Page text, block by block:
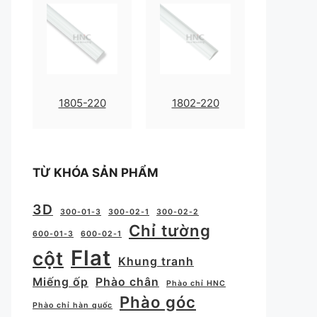
1805-220 1802-220
TỪ KHÓA SẢN PHẨM
3D 300-01-3 300-02-1 300-02-2
600-01-3 600-02-1 Chỉ tường
cột Flat
Khung tranh
Miếng ốp
Phào chân Phào chỉ HNC
Phào chỉ hàn quốc
Phào góc